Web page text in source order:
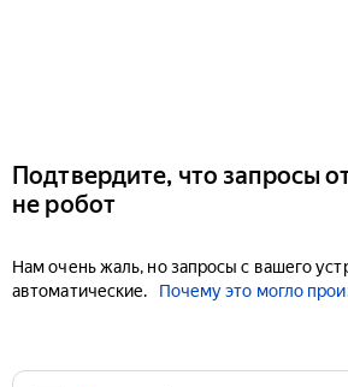
Подтвердите, что запросы
не робот
Нам очень жаль, но запросы с вашего
автоматические.
Почему это могло